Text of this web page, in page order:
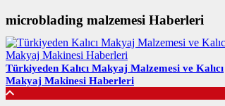
microblading malzemesi Haberleri
Türkiyeden Kalıcı Makyaj Malzemesi ve Kalıcı
Makyaj Makinesi Haberleri